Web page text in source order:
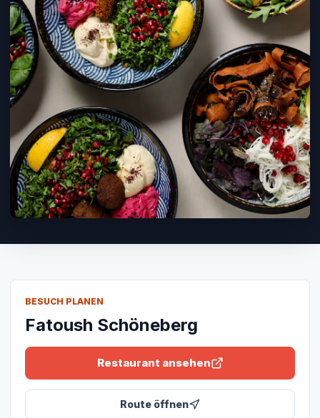
BESUCH PLANEN
Fatoush Schöneberg
Restaurant ansehen
Route öffnen